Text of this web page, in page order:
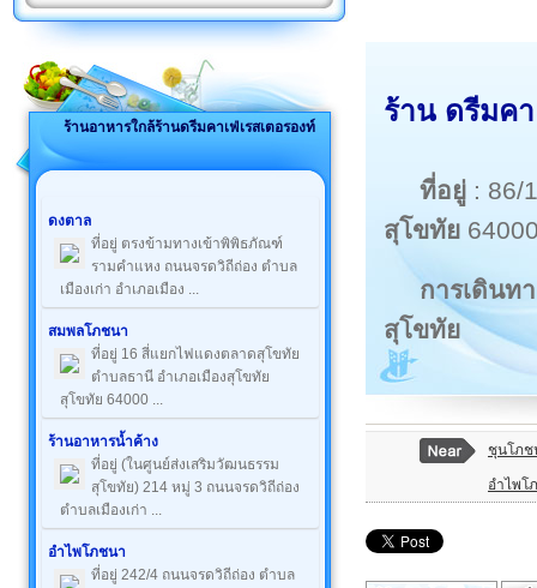
ร้านอาหารใกล้ร้านดรีมคาเฟ่เรสเตอรองท์
ดงตาล
ที่อยู่ ตรงข้ามทางเข้าพิพิธภัณฑ์
รามคำแหง ถนนจรดวิถีถ่อง ตำบล
เมืองเก่า อำเภอเมือง ...
สมพลโภชนา
ที่อยู่ 16 สี่แยกไฟแดงตลาดสุโขทัย
ตำบลธานี อำเภอเมืองสุโขทัย
สุโขทัย 64000 ...
ร้านอาหารน้ำค้าง
ที่อยู่ (ในศูนย์ส่งเสริมวัฒนธรรม
สุโขทัย) 214 หมู่ 3 ถนนจรดวิถีถ่อง
ตำบลเมืองเก่า ...
อำไพโภชนา
ที่อยู่ 242/4 ถนนจรดวิถีถ่อง ตำบล
ร้าน ดรีมคา
ที่อยู่ : 86/
สุโขทัย
การเดินท
สุโขทัย
ชุนโภช
อำไพโ